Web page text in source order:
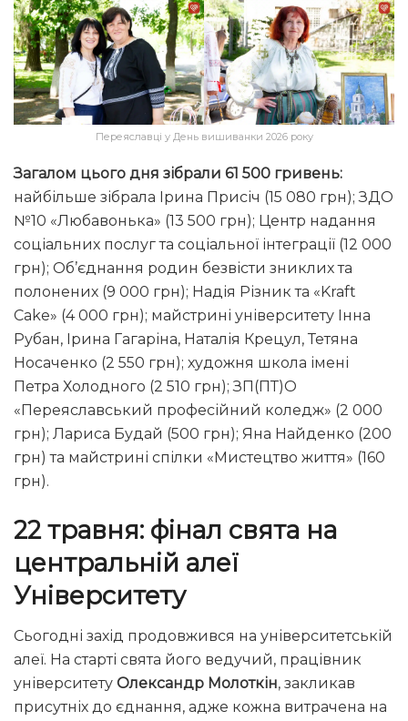
Переяславці у День вишиванки 2026 року
Загалом цього дня зібрали 61 500 гривень:
найбільше зібрала Ірина Присіч (15 080 грн); ЗДО
№10 «Любавонька» (13 500 грн); Центр надання
соціальних послуг та соціальної інтеграції (12 000
грн); Об’єднання родин безвісти зниклих та
полонених (9 000 грн); Надія Різник та «Kraft
Cake» (4 000 грн); майстрині університету Інна
Рубан, Ірина Гагаріна, Наталія Крецул, Тетяна
Носаченко (2 550 грн); художня школа імені
Петра Холодного (2 510 грн); ЗП(ПТ)О
«Переяславський професійний коледж» (2 000
грн); Лариса Будай (500 грн); Яна Найденко (200
грн) та майстрині спілки «Мистецтво життя» (160
грн).
22 травня: фінал свята на
центральній алеї
Університету
Сьогодні захід продовжився на університетській
алеї. На старті свята його ведучий, працівник
університету Олександр Молоткін, закликав
присутніх до єднання, адже кожна витрачена на